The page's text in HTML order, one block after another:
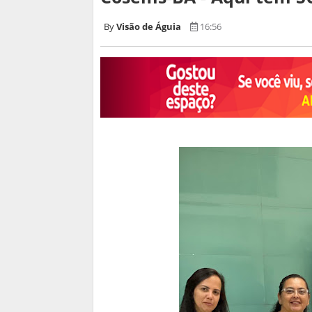
Visão de Águia 16:56